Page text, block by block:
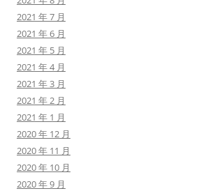
2021 年 7 月
2021 年 6 月
2021 年 5 月
2021 年 4 月
2021 年 3 月
2021 年 2 月
2021 年 1 月
2020 年 12 月
2020 年 11 月
2020 年 10 月
2020 年 9 月